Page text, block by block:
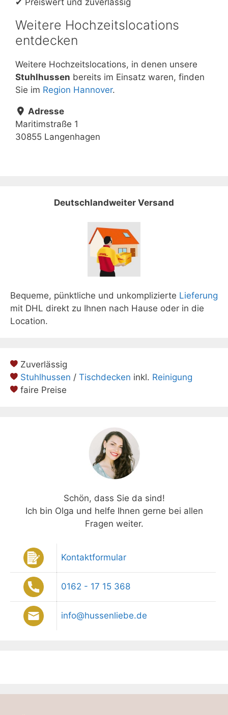
Weitere Hochzeitslocations
entdecken
Weitere Hochzeitslocations, in denen unsere
Stuhlhussen bereits im Einsatz waren, finden
Sie im Region Hannover.
Adresse
Maritimstraße 1
30855 Langenhagen
Deutschlandweiter Versand
Bequeme, pünktliche und unkomplizierte Lieferung
mit DHL direkt zu Ihnen nach Hause oder in die
Location.
Zuverlässig
Stuhlhussen / Tischdecken inkl. Reinigung
faire Preise
Schön, dass Sie da sind!
Ich bin Olga und helfe Ihnen gerne bei allen
Fragen weiter.
Kontaktformular
0162 - 17 15 368
info@hussenliebe.de